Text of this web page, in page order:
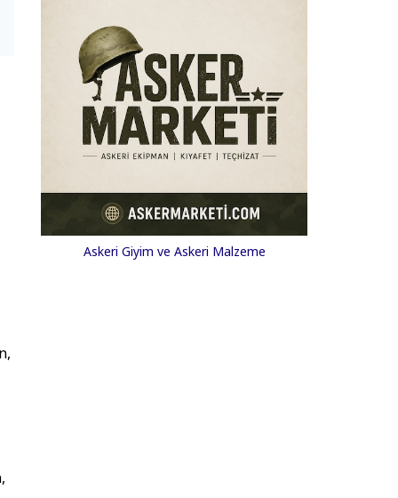
Askeri Giyim ve Askeri Malzeme